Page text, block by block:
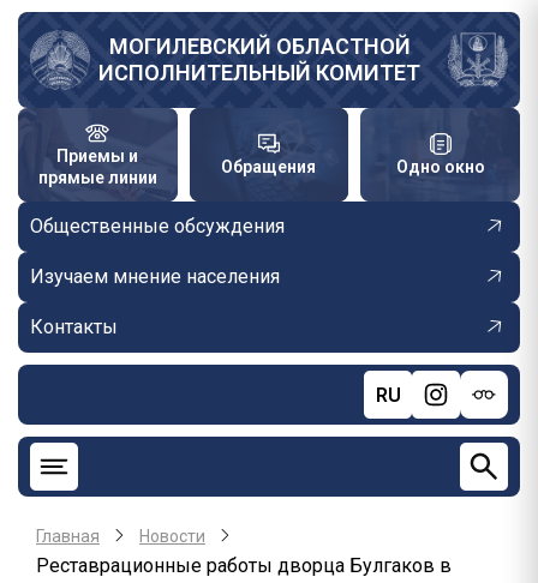
Перейти
основному
содержанию
МОГИЛЕВСКИЙ ОБЛАСТНОЙ
ИСПОЛНИТЕЛЬНЫЙ КОМИТЕТ
Приемы и
прямые линии
Обращения Одно окно
Общественные обсуждения
Изучаем мнение населения
Контакты
RU
Главная Новости
Реставрационные работы дворца Булгаков в